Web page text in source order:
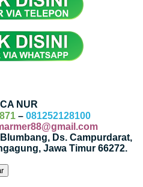
NUR
– 081252128100
Ds. Campurdarat,
Jawa Timur 66272.